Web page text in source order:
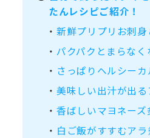
たんレシピご紹介！
・新鮮プリプリお刺身
・ パクパクとまらなく
・ さっぱりヘルシーカ
・美味しい出汁が出
・香ばしいマヨネーズ
・ 白ご飯がすすむアラ